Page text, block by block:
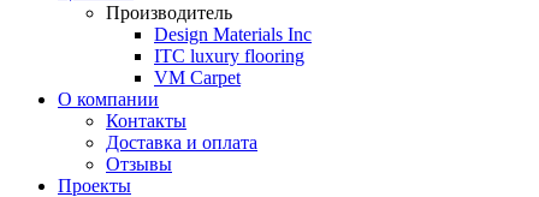
Производитель
Design Materials Inc
ITC luxury flooring
VM Carpet
О компании
Контакты
Доставка и оплата
Отзывы
Проекты